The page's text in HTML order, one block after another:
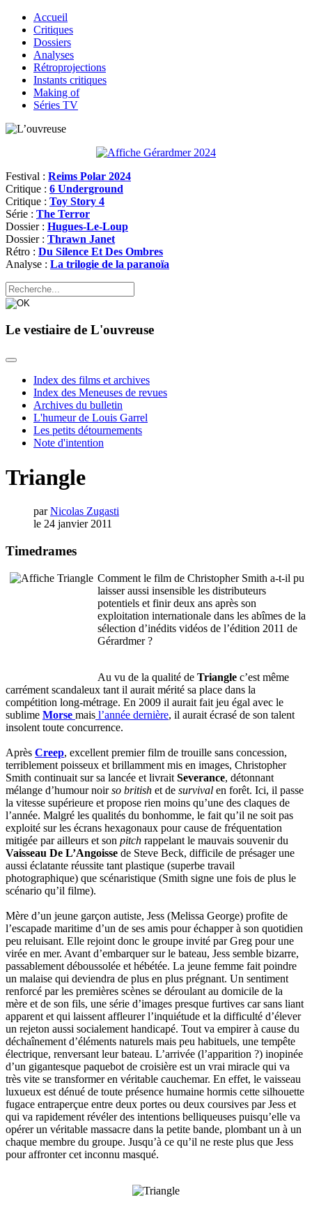
Accueil
Critiques
Dossiers
Analyses
Rétroprojections
Instants critiques
Making of
Séries TV
Festival : Reims Polar 2024
Critique : 6 Underground
Critique : Toy Story 4
Série : The Terror
Dossier : Hugues-Le-Loup
Dossier : Thrawn Janet
Rétro : Du Silence Et Des Ombres
Analyse : La trilogie de la paranoïa
Le vestiaire de L'ouvreuse
Index des films et archives
Index des Meneuses de revues
Archives du bulletin
L'humeur de Louis Garrel
Les petits détournements
Note d'intention
Triangle
parNicolas Zugasti
le 24 janvier 2011
Timedrames
Comment le film de Christopher Smith a-t-il pu
laisser aussi insensible les distributeurs
potentiels et finir deux ans après son
exploitation internationale dans les abîmes de la
sélection d’inédits vidéos de l’édition 2011 de
Gérardmer ?
Au vu de la qualité de Triangle c’est même
carrément scandaleux tant il aurait mérité sa place dans la
compétition long-métrage. En 2009 il aurait fait jeu égal avec le
sublime Morse mais l’année dernière, il aurait écrasé de son talent
insolent toute concurrence.
Après Creep, excellent premier film de trouille sans concession,
terriblement poisseux et brillamment mis en images, Christopher
Smith continuait sur sa lancée et livrait Severance, détonnant
mélange d’humour noirso british et de survival en forêt. Ici, il passe
la vitesse supérieure et propose rien moins qu’une des claques de
l’année. Malgré les qualités du bonhomme, le fait qu’il ne soit pas
exploité sur les écrans hexagonaux pour cause de fréquentation
mitigée par ailleurs et son pitch rappelant le mauvais souvenir du
Vaisseau De L’Angoisse de Steve Beck, difficile de présager une
aussi éclatante réussite tant plastique (superbe travail
photographique) que scénaristique (Smith signe une fois de plus le
scénario qu’il filme).
Mère d’un jeune garçon autiste, Jess (Melissa George) profite de
l’escapade maritime d’un de ses amis pour échapper à son quotidien
peu reluisant. Elle rejoint donc le groupe invité par Greg pour une
virée en mer. Avant d’embarquer sur le bateau, Jess semble bizarre,
passablement déboussolée et hébétée. La jeune femme fait poindre
un malaise qui deviendra de plus en plus prégnant. Un sentiment
renforcé par les premières scènes se déroulant au domicile de la
mère et de son fils, une série d’images presque furtives car sans liant
apparent et qui laissent affleurer l’inquiétude et la difficulté d’élever
un rejeton aussi socialement handicapé. Tout va empirer à cause du
déchaînement d’éléments naturels mais peu habituels, une tempête
électrique, renversant leur bateau. L’arrivée (l’apparition ?) inopinée
d’un gigantesque paquebot de croisière est un vrai miracle qui va
très vite se transformer en véritable cauchemar. En effet, le vaisseau
luxueux est dénué de toute présence humaine hormis cette silhouette
fugace entraperçue entre deux portes ou deux coursives par Jess et
qui va rapidement révéler des intentions belliqueuses puisqu’elle va
opérer un véritable massacre dans la petite bande, plombant un à un
chaque membre du groupe. Jusqu’à ce qu’il ne reste plus que Jess
pour affronter cet inconnu masqué.